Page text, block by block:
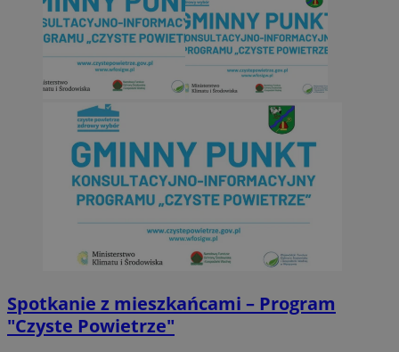
Spotkanie z mieszkańcami – Program
"Czyste Powietrze"